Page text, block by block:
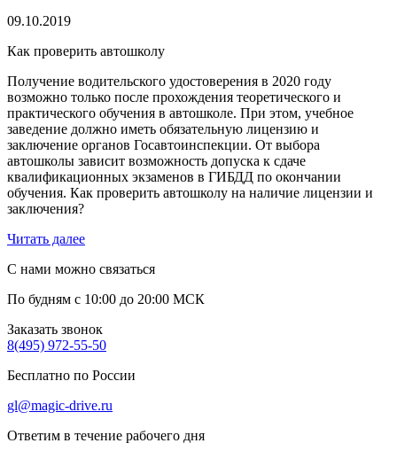
09.10.2019
Как проверить автошколу
Получение водительского удостоверения в 2020 году
возможно только после прохождения теоретического и
практического обучения в автошколе. При этом, учебное
заведение должно иметь обязательную лицензию и
заключение органов Госавтоинспекции. От выбора
автошколы зависит возможность допуска к сдаче
квалификационных экзаменов в ГИБДД по окончании
обучения. Как проверить автошколу на наличие лицензии и
заключения?
Читать далее
С нами можно связаться
По будням с 10:00 до 20:00 МСК
Заказать звонок
8(495) 972-55-50
Бесплатно по России
gl@magic-drive.ru
Ответим в течение рабочего дня